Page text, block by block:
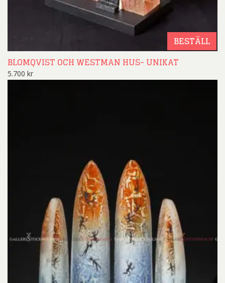
BESTÄLL
BLOMQVIST OCH WESTMAN HUS- UNIKAT
5.700 kr